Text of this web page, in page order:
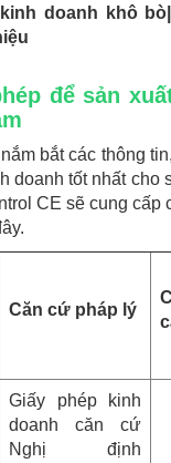
doanh khô
để sản
bắt các thông
doanh tốt nhất cho
CE sẽ cung cấp
Căn cứ pháp lý
Giấy phép kinh
doanh căn cứ
Nghị định